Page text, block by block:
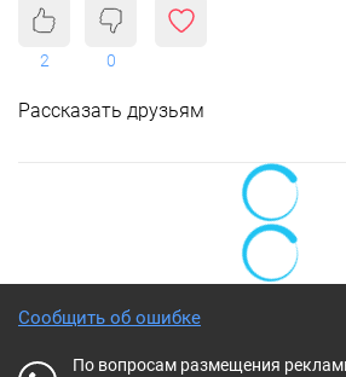
2 0
Рассказать друзьям
Сообщить об ошибке
По вопросам размещения